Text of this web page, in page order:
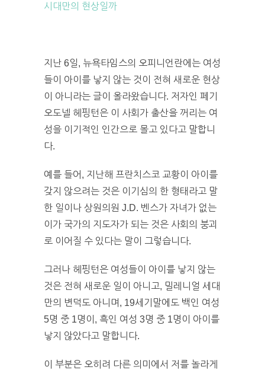
시대만의 현상일까
지난 6일, 뉴욕타임스의 오피니언란에는 여성
들이 아이를 낳지 않는 것이 전혀 새로운 현상
이 아니라는 글이 올라왔습니다. 저자인 페기
오도넬 헤핑턴은 이 사회가 출산을 꺼리는 여
성을 이기적인 인간으로 몰고 있다고 말합니
다.
예를 들어, 지난해 프란치스코 교황이 아이를
갖지 않으려는 것은 이기심의 한 형태라고 말
한 일이나 상원의원 J.D. 벤스가 자녀가 없는
이가 국가의 지도자가 되는 것은 사회의 붕괴
로 이어질 수 있다는 말이 그렇습니다.
그러나 헤핑턴은 여성들이 아이를 낳지 않는
것은 전혀 새로운 일이 아니고, 밀레니얼 세대
만의 변덕도 아니며, 19세기말에도 백인 여성
5명 중 1명이, 흑인 여성 3명 중 1명이 아이를
낳지 않았다고 말합니다.
이 부분은 오히려 다른 의미에서 저를 놀라게